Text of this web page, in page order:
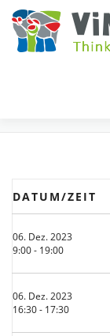
Zum
Inhalt
springen
DATUM/ZEIT
06. Dez. 2023
9:00 - 19:00
06. Dez. 2023
16:30 - 17:30